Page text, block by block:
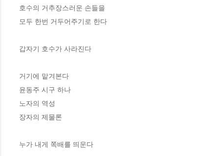
호수의 거추장스러운 손들을
모두 한번 거두어주기로 한다
갑자기 호수가 사라진다
거기에 맡겨본다
윤동주 시구 하나
노자의 역성
장자의 제물론
누가 내게 쪽배를 띄운다